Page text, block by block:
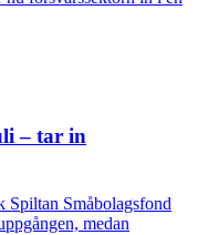
– tar in
Småbolagsfond
medan